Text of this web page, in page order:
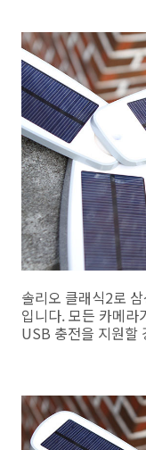
솔리오 클래식2로
입니다. 모든 카메
USB 충전을 지원할